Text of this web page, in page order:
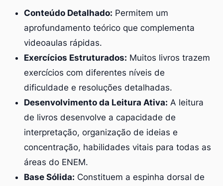
Conteúdo Detalhado: Permitem um
aprofundamento teórico que complementa
videoaulas rápidas.
Exercícios Estruturados: Muitos livros trazem
exercícios com diferentes níveis de
dificuldade e resoluções detalhadas.
Desenvolvimento da Leitura Ativa: A leitura
de livros desenvolve a capacidade de
interpretação, organização de ideias e
concentração, habilidades vitais para todas as
áreas do ENEM.
Base Sólida: Constituem a espinha dorsal de